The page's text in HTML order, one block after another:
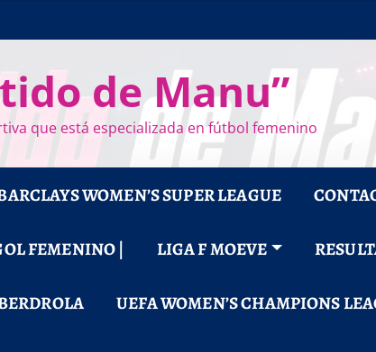
de Manu”
que está especializada en fútbol femenino
WOMEN’S SUPER LEAGUE
FEMENINO | LIGA F MOEVE
UEFA WOMEN’S CHAMPIONS